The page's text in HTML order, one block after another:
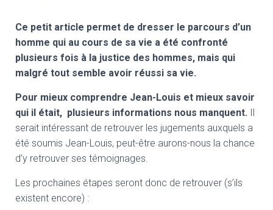
Ce petit article permet de dresser le parcours d’un
homme qui au cours de sa vie a été confronté
plusieurs fois à la justice des hommes, mais qui
malgré tout semble avoir réussi sa vie.
Pour mieux comprendre Jean-Louis et mieux savoir
qui il était, plusieurs informations nous manquent. Il
serait intéressant de retrouver les jugements auxquels a
été soumis Jean-Louis, peut-être aurons-nous la chance
d’y retrouver ses témoignages.
Les prochaines étapes seront donc de retrouver (s’ils
existent encore) :